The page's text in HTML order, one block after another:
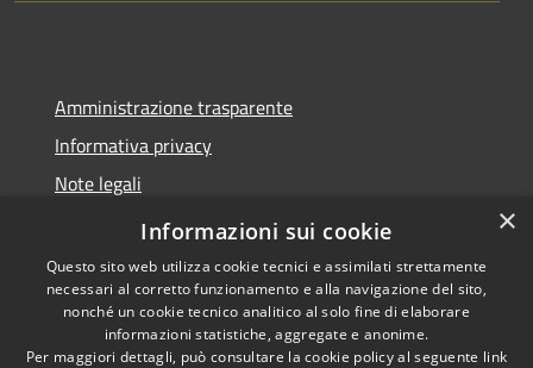
Amministrazione trasparente
Informativa privacy
Note legali
Dichiarazione di accessibilità
Copyright © 2026 • Comune di
×
Informazioni sui cookie
Questo sito web utilizza cookie tecnici e assimilati strettamente
necessari al corretto funzionamento e alla navigazione del sito,
nonché un cookie tecnico analitico al solo fine di elaborare
informazioni statistiche, aggregate e anonime.
Per maggiori dettagli, può consultare la cookie policy al seguente link